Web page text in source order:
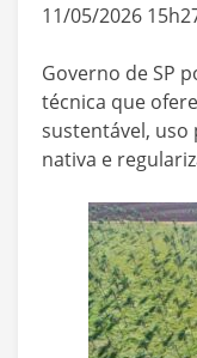
11/05/2026
Governo de SP
técnica que
sustentável, uso
nativa e